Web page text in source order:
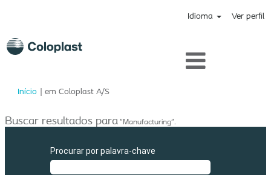
Idioma Ver perfil
Início | em Coloplast A/S(página
Buscar resultados para"Manufacturing".
Procurar por palavra-chave